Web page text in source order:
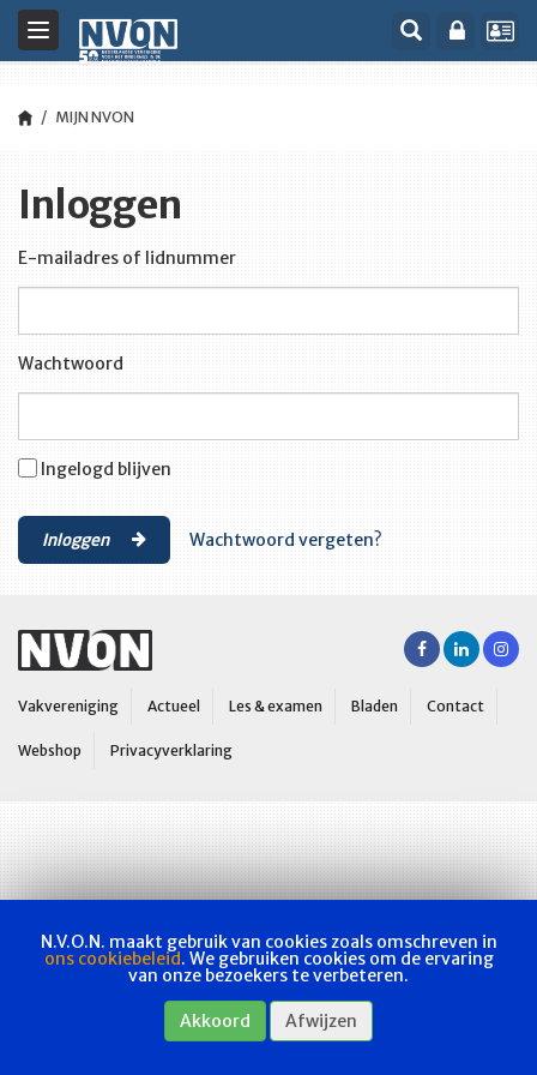
Toggle
navigation
MIJN NVON
Inloggen
E-mailadres of lidnummer
Wachtwoord
Ingelogd blijven
Inloggen Wachtwoord vergeten?
Vakvereniging Actueel Les & examen Bladen Contact
Webshop Privacyverklaring
N.V.O.N. maakt gebruik van cookies zoals omschreven in
ons cookiebeleid. We gebruiken cookies om de ervaring
van onze bezoekers te verbeteren.
Akkoord Afwijzen